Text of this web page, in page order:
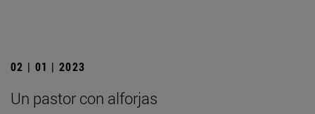
02 | 01 | 2023
Un pastor con alforjas